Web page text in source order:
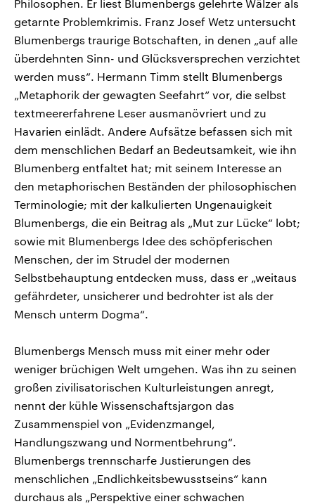
Philosophen. Er liest Blumenbergs gelehrte Wälzer als
getarnte Problemkrimis. Franz Josef Wetz untersucht
Blumenbergs traurige Botschaften, in denen „auf alle
überdehnten Sinn- und Glücksversprechen verzichtet
werden muss“. Hermann Timm stellt Blumenbergs
„Metaphorik der gewagten Seefahrt“ vor, die selbst
textmeererfahrene Leser ausmanövriert und zu
Havarien einlädt. Andere Aufsätze befassen sich mit
dem menschlichen Bedarf an Bedeutsamkeit, wie ihn
Blumenberg entfaltet hat; mit seinem Interesse an
den metaphorischen Beständen der philosophischen
Terminologie; mit der kalkulierten Ungenauigkeit
Blumenbergs, die ein Beitrag als „Mut zur Lücke“ lobt;
sowie mit Blumenbergs Idee des schöpferischen
Menschen, der im Strudel der modernen
Selbstbehauptung entdecken muss, dass er „weitaus
gefährdeter, unsicherer und bedrohter ist als der
Mensch unterm Dogma“.
Blumenbergs Mensch muss mit einer mehr oder
weniger brüchigen Welt umgehen. Was ihn zu seinen
großen zivilisatorischen Kulturleistungen anregt,
nennt der kühle Wissenschaftsjargon das
Zusammenspiel von „Evidenzmangel,
Handlungszwang und Normentbehrung“.
Blumenbergs trennscharfe Justierungen des
menschlichen „Endlichkeitsbewusstseins“ kann
durchaus als „Perspektive einer schwachen